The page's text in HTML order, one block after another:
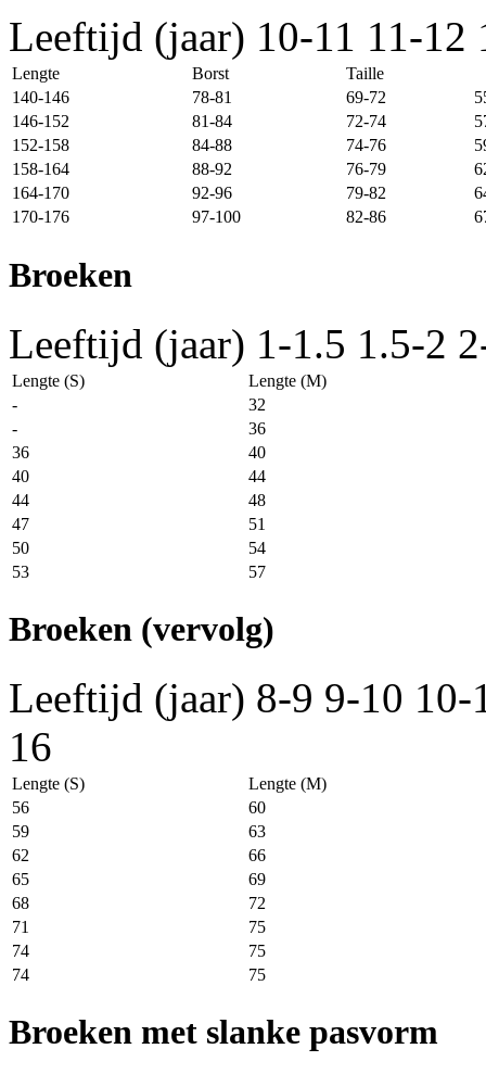
Leeftijd (jaar) 10-11 11-12
Lengte Borst
Taille
140-146
78-81 69-72
146-152
81-84 72-74
152-158
84-88 74-76
158-164
88-92 76-79
164-170
92-96 79-82
170-176
97-100 82-86
Broeken
Leeftijd (jaar) 1-1.5 1.5-2
Lengte (S)
Lengte (M)
-
32
-
36
36
40
40
44
44
48
47
51
50
54
53
57
Broeken (vervolg)
Leeftijd (jaar) 8-9 9-10 10-
16
Lengte (S)
Lengte (M)
56
60
59
63
62
66
65
69
68
72
71
75
74
75
74
75
Broeken met slanke pasvorm